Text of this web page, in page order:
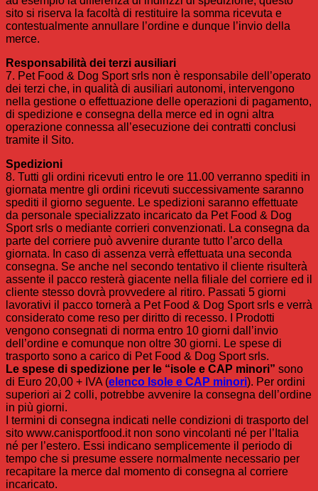
sito si riserva la facoltà di restituire la somma ricevuta e
contestualmente annullare l’ordine e dunque l’invio della
merce.
Responsabilità dei terzi ausiliari
7. Pet Food & Dog Sport srls non è responsabile dell’operato
dei terzi che, in qualità di ausiliari autonomi, intervengono
nella gestione o effettuazione delle operazioni di pagamento,
di spedizione e consegna della merce ed in ogni altra
operazione connessa all’esecuzione dei contratti conclusi
tramite il Sito.
Spedizioni
8. Tutti gli ordini ricevuti entro le ore 11.00 verranno spediti in
giornata mentre gli ordini ricevuti successivamente saranno
spediti il giorno seguente. Le spedizioni saranno effettuate
da personale specializzato incaricato da Pet Food & Dog
Sport srls o mediante corrieri convenzionati. La consegna da
parte del corriere può avvenire durante tutto l’arco della
giornata. In caso di assenza verrà effettuata una seconda
consegna. Se anche nel secondo tentativo il cliente risulterà
assente il pacco resterà giacente nella filiale del corriere ed il
cliente stesso dovrà provvedere al ritiro. Passati 5 giorni
lavorativi il pacco tornerà a Pet Food & Dog Sport srls e verrà
considerato come reso per diritto di recesso. I Prodotti
vengono consegnati di norma entro 10 giorni dall’invio
dell’ordine e comunque non oltre 30 giorni. Le spese di
trasporto sono a carico di Pet Food & Dog Sport srls.
Le spese di spedizione per le “isole e CAP minori” sono
di Euro 20,00 + IVA (elenco Isole e CAP minori). Per ordini
superiori ai 2 colli, potrebbe avvenire la consegna dell’ordine
in più giorni.
I termini di consegna indicati nelle condizioni di trasporto del
sito www.canisportfood.it non sono vincolanti né per l’Italia
né per l’estero. Essi indicano semplicemente il periodo di
tempo che si presume essere normalmente necessario per
recapitare la merce dal momento di consegna al corriere
incaricato.